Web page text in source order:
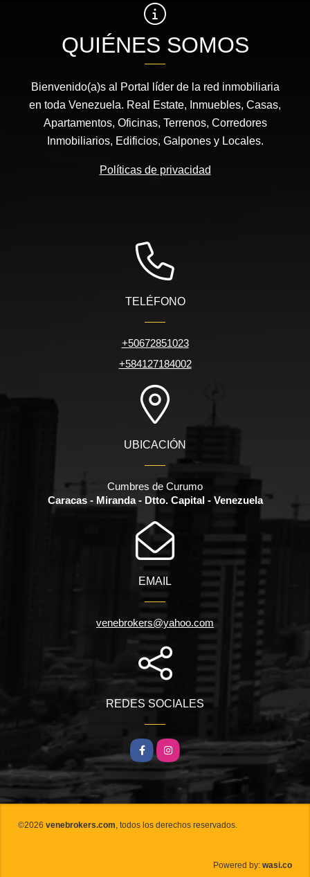
QUIÉNES SOMOS
Bienvenido(a)s al Portal líder de la red inmobiliaria
en toda Venezuela. Real Estate, Inmuebles, Casas,
Apartamentos, Oficinas, Terrenos, Corredores
Inmobiliarios, Edificios, Galpones y Locales.
Políticas de privacidad
TELÉFONO
+50672851023
+584127184002
UBICACIÓN
Cumbres de Curumo
Caracas - Miranda - Dtto. Capital - Venezuela
EMAIL
venebrokers@yahoo.com
REDES SOCIALES
FacebookInstagram
©2026 venebrokers.com, todos los derechos reservados.
Powered by: wasi.co